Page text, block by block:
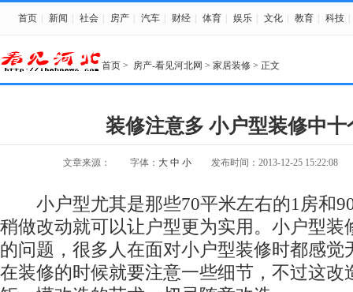
首页 新闻 社会 房产 汽车 财经 体育 娱乐 文化 教育 科技
首页 > 房产-看见河北网 > 家居装修 > 正文
装修注意多 小户型装修中十
文章来源： 字体： 大 中 小 发布时间：2013-12-25 15:22:08
小户型尤其是那些70平米左右的1房和
稍做改动就可以让户型更为实用。小户型装
的问题，很多人在面对小户型装修时都感觉
在装修的时候就要注意一些细节，不过这改